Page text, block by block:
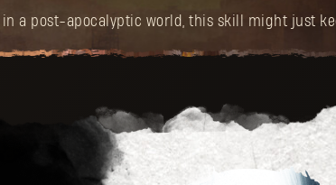
a post-apocalyptic world, this skill might just